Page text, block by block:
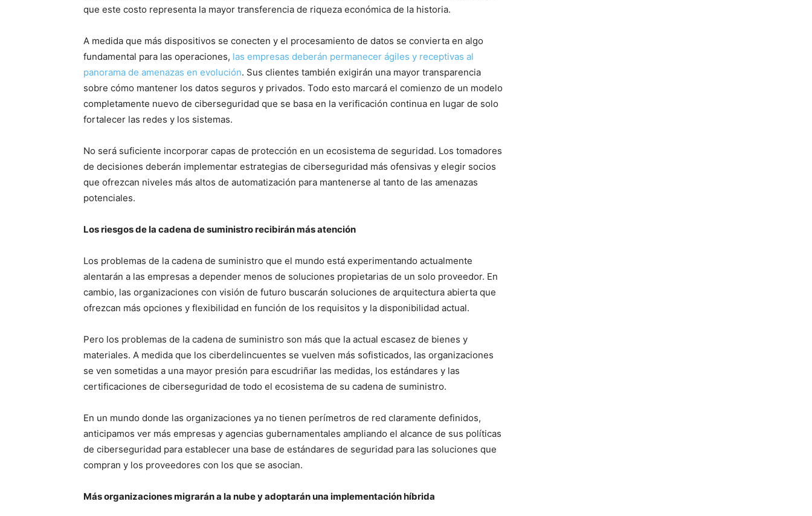
que este costo representa la mayor transferencia de riqueza económica de la historia.
A medida que más dispositivos se conecten y el procesamiento de datos se convierta en algo
fundamental para las operaciones, las empresas deberán permanecer ágiles y receptivas al
panorama de amenazas en evolución. Sus clientes también exigirán una mayor transparencia
sobre cómo mantener los datos seguros y privados. Todo esto marcará el comienzo de un modelo
completamente nuevo de ciberseguridad que se basa en la verificación continua en lugar de solo
fortalecer las redes y los sistemas.
No será suficiente incorporar capas de protección en un ecosistema de seguridad. Los tomadores
de decisiones deberán implementar estrategias de ciberseguridad más ofensivas y elegir socios
que ofrezcan niveles más altos de automatización para mantenerse al tanto de las amenazas
potenciales.
Los riesgos de la cadena de suministro recibirán más atención
Los problemas de la cadena de suministro que el mundo está experimentando actualmente
alentarán a las empresas a depender menos de soluciones propietarias de un solo proveedor. En
cambio, las organizaciones con visión de futuro buscarán soluciones de arquitectura abierta que
ofrezcan más opciones y flexibilidad en función de los requisitos y la disponibilidad actual.
Pero los problemas de la cadena de suministro son más que la actual escasez de bienes y
materiales. A medida que los ciberdelincuentes se vuelven más sofisticados, las organizaciones
se ven sometidas a una mayor presión para escudriñar las medidas, los estándares y las
certificaciones de ciberseguridad de todo el ecosistema de su cadena de suministro.
En un mundo donde las organizaciones ya no tienen perímetros de red claramente definidos,
anticipamos ver más empresas y agencias gubernamentales ampliando el alcance de sus políticas
de ciberseguridad para establecer una base de estándares de seguridad para las soluciones que
compran y los proveedores con los que se asocian.
Más organizaciones migrarán a la nube y adoptarán una implementación híbrida